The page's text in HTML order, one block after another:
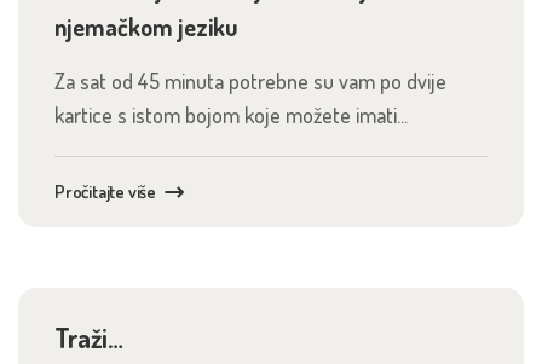
njemačkom jeziku
Za sat od 45 minuta potrebne su vam po dvije
kartice s istom bojom koje možete imati...
Pročitajte više
Traži…